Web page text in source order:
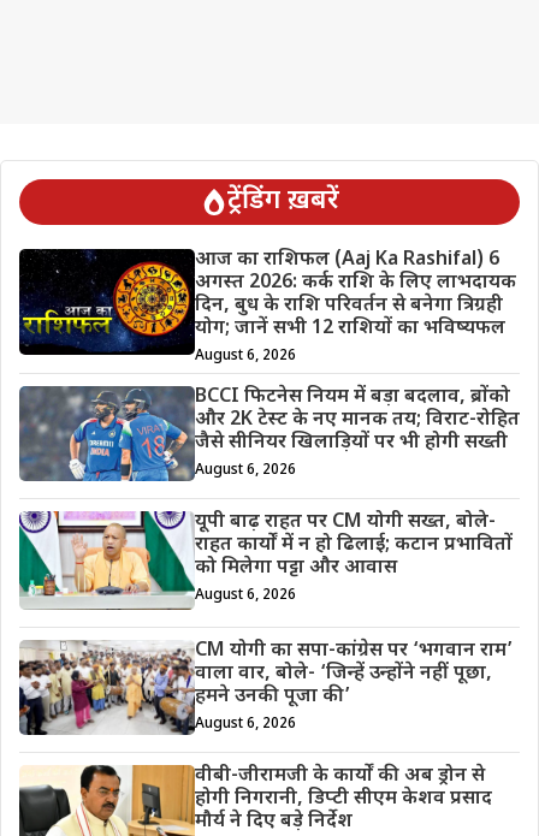
ट्रेंडिंग ख़बरें
आज का राशिफल (Aaj Ka Rashifal) 6
अगस्त 2026: कर्क राशि के लिए लाभदायक
दिन, बुध के राशि परिवर्तन से बनेगा त्रिग्रही
योग; जानें सभी 12 राशियों का भविष्यफल
August 6, 2026
BCCI फिटनेस नियम में बड़ा बदलाव, ब्रोंको
और 2K टेस्ट के नए मानक तय; विराट-रोहित
जैसे सीनियर खिलाड़ियों पर भी होगी सख्ती
August 6, 2026
यूपी बाढ़ राहत पर CM योगी सख्त, बोले-
राहत कार्यों में न हो ढिलाई; कटान प्रभावितों
को मिलेगा पट्टा और आवास
August 6, 2026
CM योगी का सपा-कांग्रेस पर ‘भगवान राम’
वाला वार, बोले- ‘जिन्हें उन्होंने नहीं पूछा,
हमने उनकी पूजा की’
August 6, 2026
वीबी-जीरामजी के कार्यों की अब ड्रोन से
होगी निगरानी, डिप्टी सीएम केशव प्रसाद
मौर्य ने दिए बड़े निर्देश